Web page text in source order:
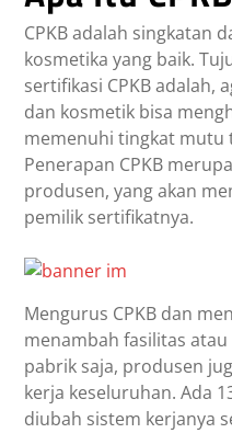
CPKB adalah singkatan
kosmetika yang baik.
sertifikasi CPKB adalah,
dan kosmetik bisa
memenuhi tingkat mutu
Penerapan CPKB
produsen, yang akan
pemilik sertifikatnya.
Mengurus CPKB dan
menambah fasilitas
pabrik saja, produsen
kerja keseluruhan. Ada
diubah sistem kerjanya